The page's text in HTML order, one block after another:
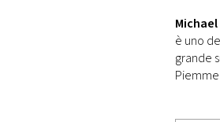
è uno
grande